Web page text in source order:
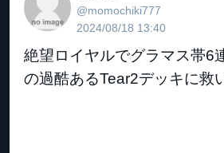
@momochiki777
2024/08/18 13:40
絶望ロイヤルでグラマス帯6
の過酷あるTear2デッキに救